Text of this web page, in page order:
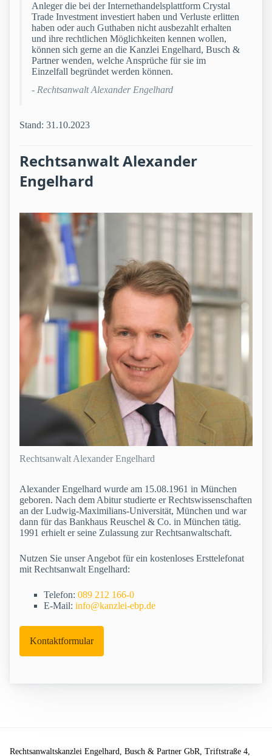
Anleger die bei der Internethandelsplattform Crystal
Trade Investment investiert haben und Verluste erlitten
haben oder auch Guthaben nicht ausbezahlt erhalten
und ihre rechtlichen Möglichkeiten kennen wollen,
können sich gerne an die Kanzlei Engelhard, Busch &
Partner wenden, welche Ansprüche für sie im
Einzelfall begründet werden können.
- Rechtsanwalt Alexander Engelhard
Stand: 31.10.2023
Rechtsanwalt Alexander
Engelhard
Rechtsanwalt Alexander Engelhard
Alexander Engelhard wurde am 15.08.1961 in München
geboren. Nach dem Abitur studierte er Rechtswissenschaften
an der Ludwig-Maximilians-Universität, München und war
dann für das Bankhaus Reuschel & Co. in München tätig.
1991 erhielt er seine Zulassung zur Rechtsanwaltschaft.
Nutzen Sie unser Angebot für ein kostenloses Ersttelefonat
mit Rechtsanwalt Engelhard:
Telefon: 089 212 166-0
E-Mail: info@kanzlei-ebp.de
Kontaktformular
Rechtsanwaltskanzlei Engelhard, Busch & Partner GbR, Triftstraße 4,